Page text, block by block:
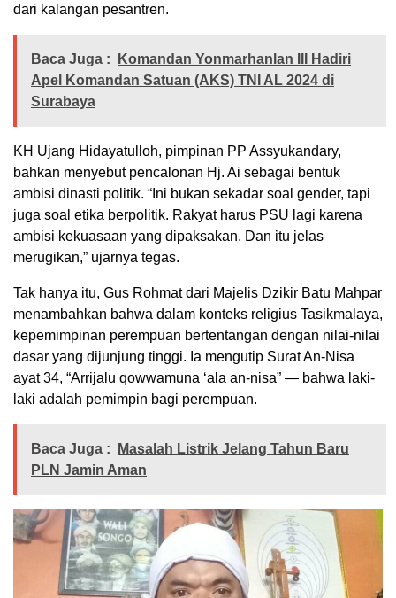
dari kalangan pesantren.
Baca Juga :
Komandan Yonmarhanlan III Hadiri
Apel Komandan Satuan (AKS) TNI AL 2024 di
Surabaya
KH Ujang Hidayatulloh, pimpinan PP Assyukandary,
bahkan menyebut pencalonan Hj. Ai sebagai bentuk
ambisi dinasti politik. “Ini bukan sekadar soal gender, tapi
juga soal etika berpolitik. Rakyat harus PSU lagi karena
ambisi kekuasaan yang dipaksakan. Dan itu jelas
merugikan,” ujarnya tegas.
Tak hanya itu, Gus Rohmat dari Majelis Dzikir Batu Mahpar
menambahkan bahwa dalam konteks religius Tasikmalaya,
kepemimpinan perempuan bertentangan dengan nilai-nilai
dasar yang dijunjung tinggi. Ia mengutip Surat An-Nisa
ayat 34, “Arrijalu qowwamuna ‘ala an-nisa” — bahwa laki-
laki adalah pemimpin bagi perempuan.
Baca Juga :
Masalah Listrik Jelang Tahun Baru
PLN Jamin Aman